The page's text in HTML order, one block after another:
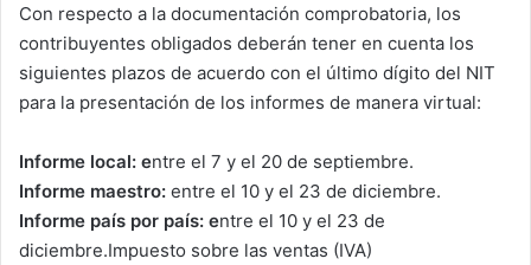
Con respecto a la documentación comprobatoria, los
contribuyentes obligados deberán tener en cuenta los
siguientes plazos de acuerdo con el último dígito del NIT
para la presentación de los informes de manera virtual:
Informe local: entre el 7 y el 20 de septiembre.
Informe maestro: entre el 10 y el 23 de diciembre.
Informe país por país: entre el 10 y el 23 de
diciembre.Impuesto sobre las ventas (IVA)